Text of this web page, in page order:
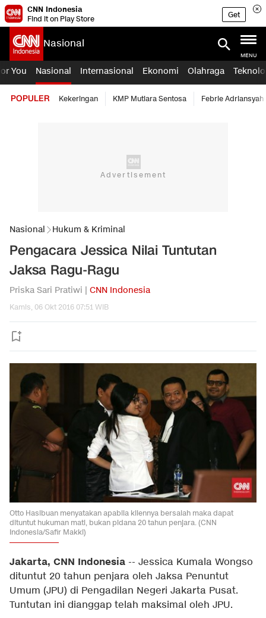
CNN Indonesia
Find it on Play Store
Get
Nasional
MENU
You Nasional Internasional Ekonomi Olahraga
POPULER Kekeringan KMP Mutiara Sentosa Febrie Adriansyah
Nasional Hukum & Kriminal
Pengacara Jessica Nilai Tuntutan
Jaksa Ragu-Ragu
Priska Sari Pratiwi | CNN Indonesia
Kamis, 06 Okt 2016 07:51 WIB
Otto Hasibuan menyatakan apabila kliennya bersalah maka dapat
dituntut hukuman mati, bukan pidana 20 tahun penjara. (CNN
Indonesia/Safir Makki)
Jakarta, CNN Indonesia -- Jessica Kumala Wongso
dituntut 20 tahun penjara oleh Jaksa Penuntut
Umum (JPU) di Pengadilan Negeri Jakarta Pusat.
Tuntutan ini dianggap telah maksimal oleh JPU.